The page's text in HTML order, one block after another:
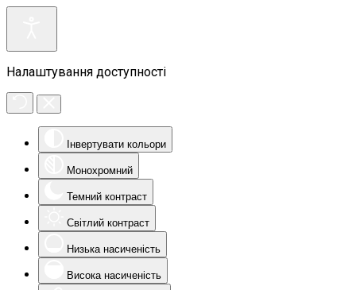
Налаштування доступності
Інвертувати кольори
Монохромний
Темний контраст
Світлий контраст
Низька насиченість
Висока насиченість